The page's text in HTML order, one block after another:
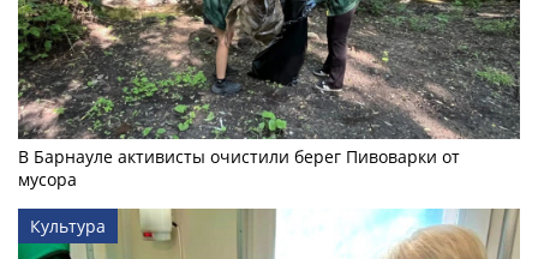
В Барнауле активисты очистили берег Пивоварки от
мусора
Культура